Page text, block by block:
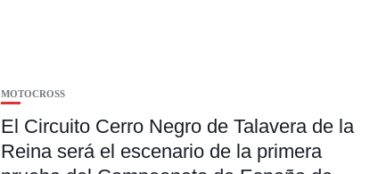
MOTOCROSS
El Circuito Cerro Negro de Talavera de la
Reina será el escenario de la primera